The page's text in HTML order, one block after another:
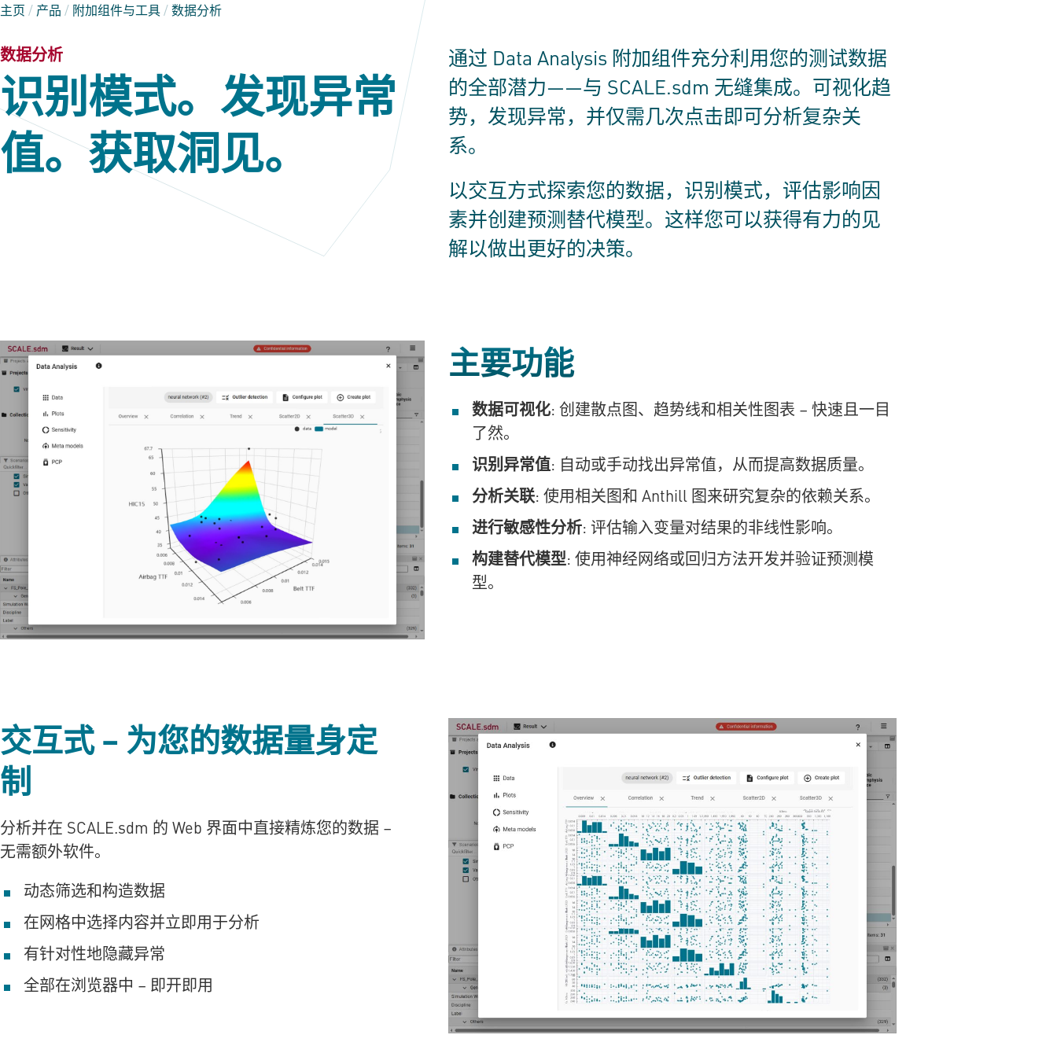
主页 / 产品 / 附加组件与工具/数据分析
数据分析
识别模式。发现异常
值。获取洞见。
通过 Data Analysis 附加组件充分利用您的测试数据
的全部潜力——与 SCALE.sdm 无缝集成。可视化趋
势，发现异常，并仅需几次点击即可分析复杂关
系。
以交互方式探索您的数据，识别模式，评估影响因
素并创建预测替代模型。这样您可以获得有力的见
解以做出更好的决策。
主要功能
数据可视化: 创建散点图、趋势线和相关性图表 – 快速且一目
了然。
识别异常值: 自动或手动找出异常值，从而提高数据质量。
分析关联: 使用相关图和 Anthill 图来研究复杂的依赖关系。
进行敏感性分析: 评估输入变量对结果的非线性影响。
构建替代模型: 使用神经网络或回归方法开发并验证预测模
型。
交互式 – 为您的数据量身定
制
分析并在 SCALE.sdm 的 Web 界面中直接精炼您的数据 –
无需额外软件。
动态筛选和构造数据
在网格中选择内容并立即用于分析
有针对性地隐藏异常
全部在浏览器中 – 即开即用